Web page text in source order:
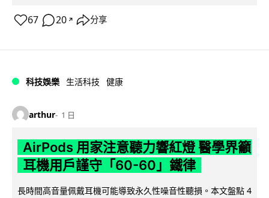
67 20 ↗ 分享
科技娛樂 生活科技 健康
arthur 1 日
AirPods 用家注意聽力響紅燈 醫學界籲
耳機用戶謹守「60-60」鐵律
長時間高音量佩戴耳機可能導致永久性噪音性聽損。本文盤點 4